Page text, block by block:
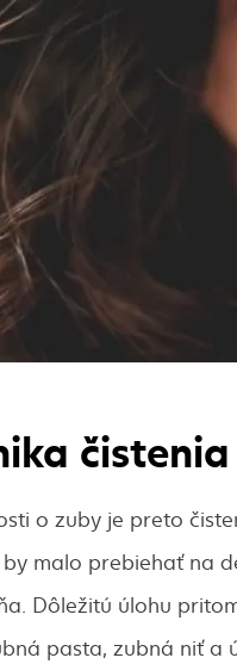
o zuby je preto
malo prebiehať na
Dôležitú úlohu
pasta, zubná niť a